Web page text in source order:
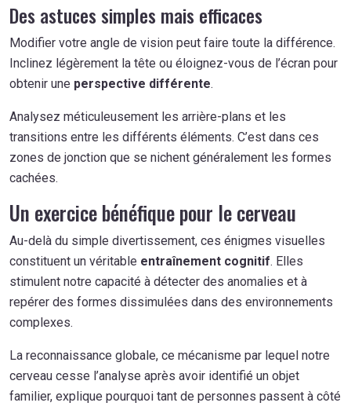
Des astuces simples mais efficaces
Modifier votre angle de vision peut faire toute la différence.
Inclinez légèrement la tête ou éloignez-vous de l’écran pour
obtenir une perspective différente.
Analysez méticuleusement les arrière-plans et les
transitions entre les différents éléments. C’est dans ces
zones de jonction que se nichent généralement les formes
cachées.
Un exercice bénéfique pour le cerveau
Au-delà du simple divertissement, ces énigmes visuelles
constituent un véritable entraînement cognitif. Elles
stimulent notre capacité à détecter des anomalies et à
repérer des formes dissimulées dans des environnements
complexes.
La reconnaissance globale, ce mécanisme par lequel notre
cerveau cesse l’analyse après avoir identifié un objet
familier, explique pourquoi tant de personnes passent à côté